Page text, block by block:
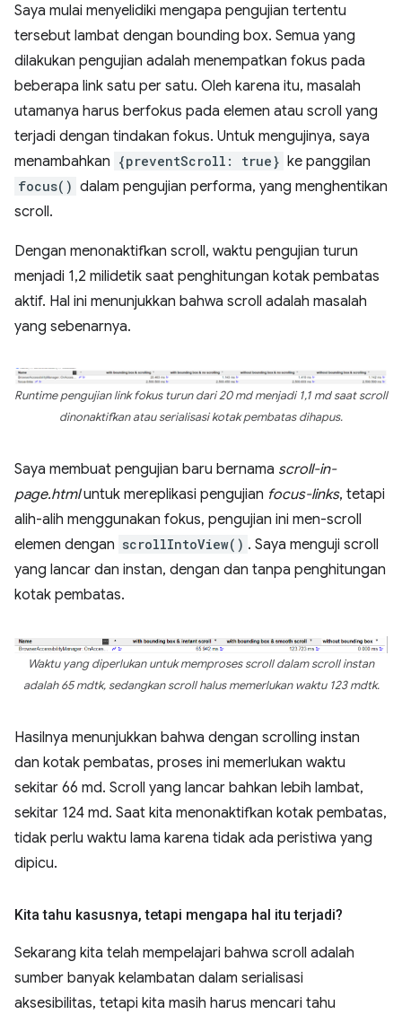
Saya mulai menyelidiki mengapa pengujian tertentu
tersebut lambat dengan bounding box. Semua yang
dilakukan pengujian adalah menempatkan fokus pada
beberapa link satu per satu. Oleh karena itu, masalah
utamanya harus berfokus pada elemen atau scroll yang
terjadi dengan tindakan fokus. Untuk mengujinya, saya
menambahkan {preventScroll: true} ke panggilan
focus() dalam pengujian performa, yang menghentikan
scroll.
Dengan menonaktifkan scroll, waktu pengujian turun
menjadi 1,2 milidetik saat penghitungan kotak pembatas
aktif. Hal ini menunjukkan bahwa scroll adalah masalah
yang sebenarnya.
Runtime pengujian link fokus turun dari 20 md menjadi 1,1 md saat scroll
dinonaktifkan atau serialisasi kotak pembatas dihapus.
Saya membuat pengujian baru bernama scroll-in-
page.htmluntuk mereplikasi pengujian focus-links, tetapi
alih-alih menggunakan fokus, pengujian ini men-scroll
elemen dengan scrollIntoView() . Saya menguji scroll
yang lancar dan instan, dengan dan tanpa penghitungan
kotak pembatas.
Waktu yang diperlukan untuk memproses scroll dalam scroll instan
adalah 65 mdtk, sedangkan scroll halus memerlukan waktu 123 mdtk.
Hasilnya menunjukkan bahwa dengan scrolling instan
dan kotak pembatas, proses ini memerlukan waktu
sekitar 66 md. Scroll yang lancar bahkan lebih lambat,
sekitar 124 md. Saat kita menonaktifkan kotak pembatas,
tidak perlu waktu lama karena tidak ada peristiwa yang
dipicu.
Kita tahu kasusnya, tetapi mengapa hal itu terjadi?
Sekarang kita telah mempelajari bahwa scroll adalah
sumber banyak kelambatan dalam serialisasi
aksesibilitas, tetapi kita masih harus mencari tahu